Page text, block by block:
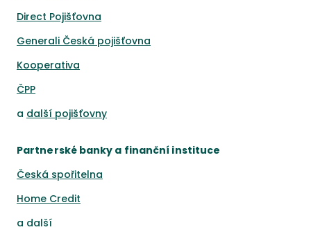
Direct Pojišťovna
Generali Česká pojišťovna
Kooperativa
ČPP
a další pojišťovny
Partnerské banky a finanční instituce
Česká spořitelna
Home Credit
a další